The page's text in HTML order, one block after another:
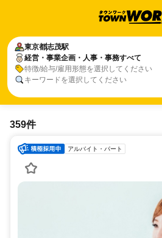
東京都志茂駅
経営・事業企画・人事・事務すべて
特徴/給与/雇用形態を選択してください
キーワードを選択してください
359件
アルバイト・パート